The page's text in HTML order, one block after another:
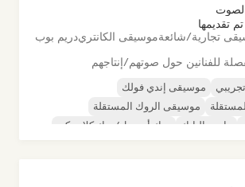
تجارية/شائعةموسيقى الكانتريدريم بوب
للفنانين حول صوتهم/إنتاجهم
موسيقى إندي فولك
موسيقى الروك المستقلة
ما بعد البانك روك أند رول/روك كلاسيكي